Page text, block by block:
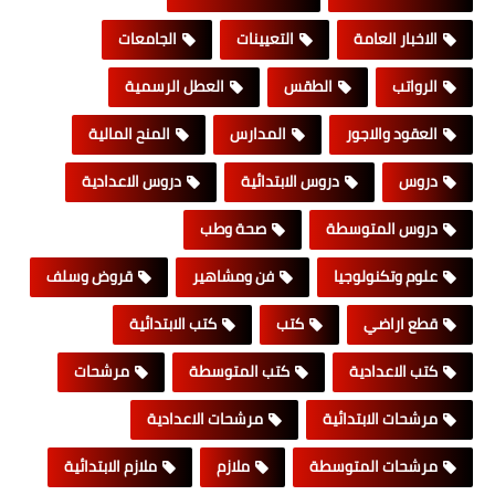
الاخبار العامة
التعيينات
الجامعات
الرواتب
الطقس
العطل الرسمية
العقود والاجور
المدارس
المنح المالية
دروس
دروس الابتدائية
دروس الاعدادية
دروس المتوسطة
صحة وطب
علوم وتكنولوجيا
فن ومشاهير
قروض وسلف
قطع اراضي
كتب
كتب الابتدائية
كتب الاعدادية
كتب المتوسطة
مرشحات
مرشحات الابتدائية
مرشحات الاعدادية
مرشحات المتوسطة
ملازم ملازم الابتدائية